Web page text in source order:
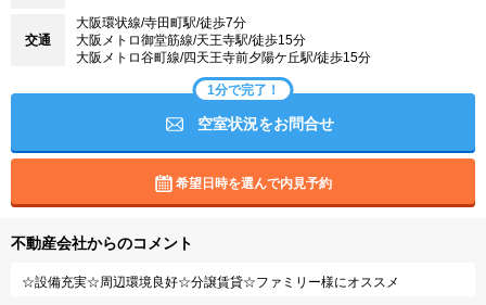
交通
大阪環状線/寺田町駅/徒歩7分
大阪メトロ御堂筋線/天王寺駅/徒歩15分
大阪メトロ谷町線/四天王寺前夕陽ケ丘駅/徒歩15分
1分で完了！
空室状況をお問合せ
希望日時を選んで内見予約
不動産会社からのコメント
☆設備充実☆周辺環境良好☆分譲賃貸☆ファミリー様にオススメ